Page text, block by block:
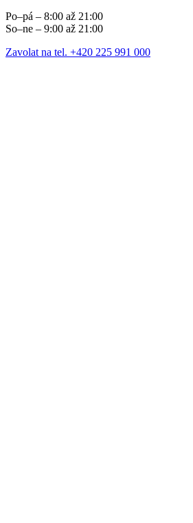
Po–pá – 8:00 až 21:00
So–ne – 9:00 až 21:00
Zavolat na tel. +420 225 991 000